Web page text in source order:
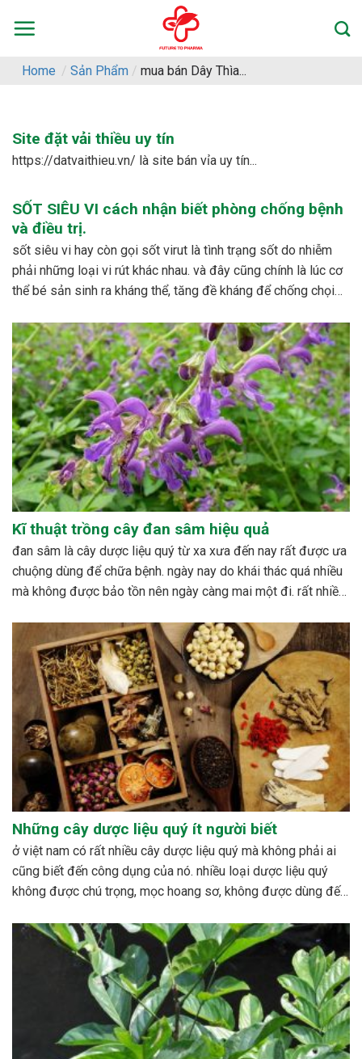
Home / Sản Phẩm / mua bán Dây Thìa...
Site đặt vải thiều uy tín
https://datvaithieu.vn/ là site bán vỉa uy tín...
SỐT SIÊU VI cách nhận biết phòng chống bệnh
và điều trị.
sốt siêu vi hay còn gọi sốt virut là tình trạng sốt do nhiễm
phải những loại vi rút khác nhau. và đây cũng chính là lúc cơ
thể bé sản sinh ra kháng thể, tăng đề kháng để chống chọi
Kĩ thuật trồng cây đan sâm hiệu quả
đan sâm là cây dược liệu quý từ xa xưa đến nay rất được ưa
chuộng dùng để chữa bệnh. ngày nay do khái thác quá nhiều
mà không được bảo tồn nên ngày càng mai một đi. rất nhiều
Những cây dược liệu quý ít người biết
ở việt nam có rất nhiều cây dược liệu quý mà không phải ai
cũng biết đến công dụng của nó. nhiều loại dược liệu quý
không được chú trọng, mọc hoang sơ, không được dùng đến,